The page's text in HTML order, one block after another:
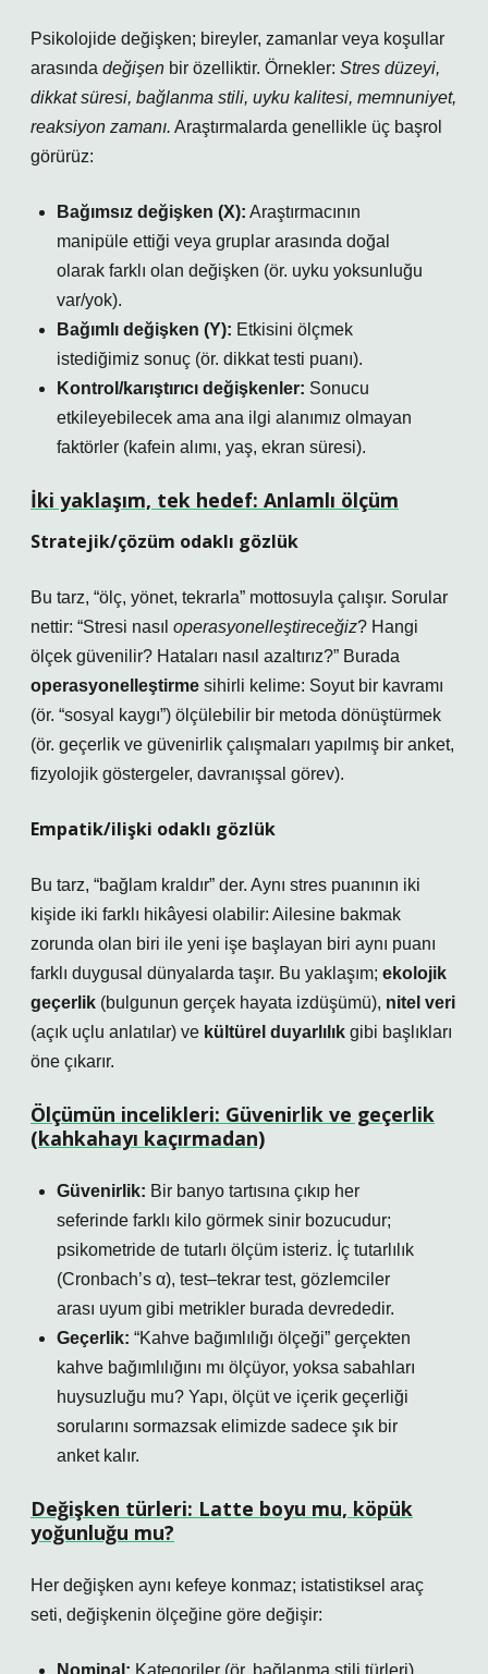
Psikolojide değişken; bireyler, zamanlar veya koşullar
arasında değişen bir özelliktir. Örnekler: Stres düzeyi,
dikkat süresi, bağlanma stili, uyku kalitesi, memnuniyet,
reaksiyon zamanı. Araştırmalarda genellikle üç başrol
görürüz:
Bağımsız değişken (X): Araştırmacının
manipüle ettiği veya gruplar arasında doğal
olarak farklı olan değişken (ör. uyku yoksunluğu
var/yok).
Bağımlı değişken (Y): Etkisini ölçmek
istediğimiz sonuç (ör. dikkat testi puanı).
Kontrol/karıştırıcı değişkenler: Sonucu
etkileyebilecek ama ana ilgi alanımız olmayan
faktörler (kafein alımı, yaş, ekran süresi).
İki yaklaşım, tek hedef: Anlamlı ölçüm
Stratejik/çözüm odaklı gözlük
Bu tarz, “ölç, yönet, tekrarla” mottosuyla çalışır. Sorular
nettir: “Stresi nasıl operasyonelleştireceğiz? Hangi
ölçek güvenilir? Hataları nasıl azaltırız?” Burada
operasyonelleştirme sihirli kelime: Soyut bir kavramı
(ör. “sosyal kaygı”) ölçülebilir bir metoda dönüştürmek
(ör. geçerlik ve güvenirlik çalışmaları yapılmış bir anket,
fizyolojik göstergeler, davranışsal görev).
Empatik/ilişki odaklı gözlük
Bu tarz, “bağlam kraldır” der. Aynı stres puanının iki
kişide iki farklı hikâyesi olabilir: Ailesine bakmak
zorunda olan biri ile yeni işe başlayan biri aynı puanı
farklı duygusal dünyalarda taşır. Bu yaklaşım; ekolojik
geçerlik (bulgunun gerçek hayata izdüşümü), nitel veri
(açık uçlu anlatılar) ve kültürel duyarlılık gibi başlıkları
öne çıkarır.
Ölçümün incelikleri: Güvenirlik ve geçerlik
(kahkahayı kaçırmadan)
Güvenirlik: Bir banyo tartısına çıkıp her
seferinde farklı kilo görmek sinir bozucudur;
psikometride de tutarlı ölçüm isteriz. İç tutarlılık
(Cronbach’s α), test–tekrar test, gözlemciler
arası uyum gibi metrikler burada devrededir.
Geçerlik: “Kahve bağımlılığı ölçeği” gerçekten
kahve bağımlılığını mı ölçüyor, yoksa sabahları
huysuzluğu mu? Yapı, ölçüt ve içerik geçerliği
sorularını sormazsak elimizde sadece şık bir
anket kalır.
Değişken türleri: Latte boyu mu, köpük
yoğunluğu mu?
Her değişken aynı kefeye konmaz; istatistiksel araç
seti, değişkenin ölçeğine göre değişir:
Nominal: Kategoriler (ör. bağlanma stili türleri).